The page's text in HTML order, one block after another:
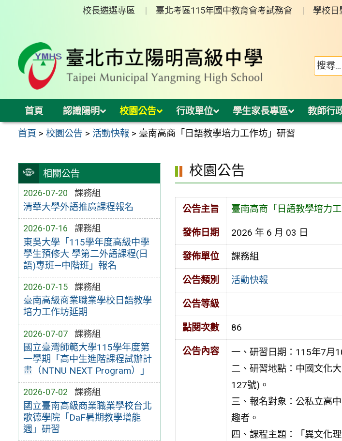
校長遴選專區 臺北考區115年國中教育會考試務會 學校日
首頁 認識陽明 校園公告 行政單位 學生家長專區 教師行
首頁 >校園公告 > 活動快報 > 臺南高商「日語教學培力工作坊」研習
相關公告
2026-07-20 課務組
清華大學外語推廣課程報名
2026-07-16 課務組
東吳大學「115學年度高級中學
學生預修大 學第二外語課程(日
語)專班—中階班」報名
2026-07-15 課務組
臺南高級商業職業學校日語教學
培力工作坊延期
2026-07-07 課務組
國立臺灣師範大學115學年度第
一學期「高中生進階課程試辦計
畫（NTNU NEXT Program）」
2026-07-02 課務組
國立臺南高級商業職業學校台北
歌德學院「DaF暑期教學增能
週」研習
校園公告
公告主旨 臺南高商「日語教學培力
發佈日期 2026 年 6 月 03 日
發佈單位 課務組
公告類別 活動快報
公告等級
點閱次數 86
公告內容
一、研習日期：115年7月
二、研習地點：中國文化
127號)。
三、報名對象：公私立高
趣者。
四、課程主題：「異文化